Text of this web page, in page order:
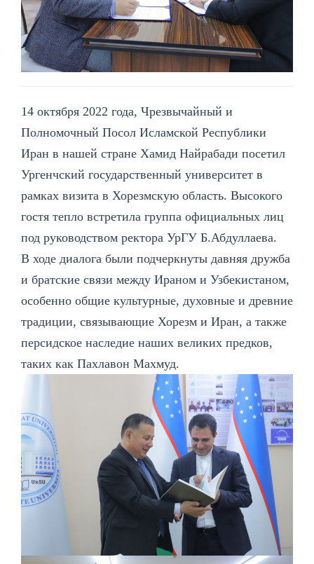
14 октября 2022 года, Чрезвычайный и
Полномочный Посол Исламской Республики
Иран в нашей стране Хамид Найрабади посетил
Ургенчский государственный университет в
рамках визита в Хорезмскую область. Высокого
гостя тепло встретила группа официальных лиц
под руководством ректора УрГУ Б.Абдуллаева.
В ходе диалога были подчеркнуты давняя дружба
и братские связи между Ираном и Узбекистаном,
особенно общие культурные, духовные и древние
традиции, связывающие Хорезм и Иран, а также
персидское наследие наших великих предков,
таких как Пахлавон Махмуд.